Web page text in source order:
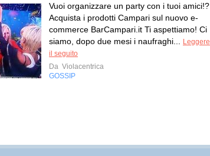
Vuoi organizzare un party con i tuoi amici!?
Acquista i prodotti Campari sul nuovo e-
commerce BarCampari.it Ti aspettiamo! Ci
siamo, dopo due mesi i naufraghi...
Leggere
il seguito
Da Violacentrica
GOSSIP